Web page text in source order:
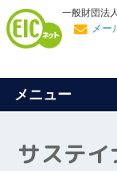
一般財団法
メー
メニュー
サステ